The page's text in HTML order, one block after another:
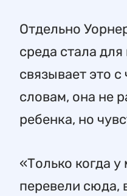
Отдельно
среда стала
связывает это
словам, она не
ребенка, но
«Только когда
перевели сюда,